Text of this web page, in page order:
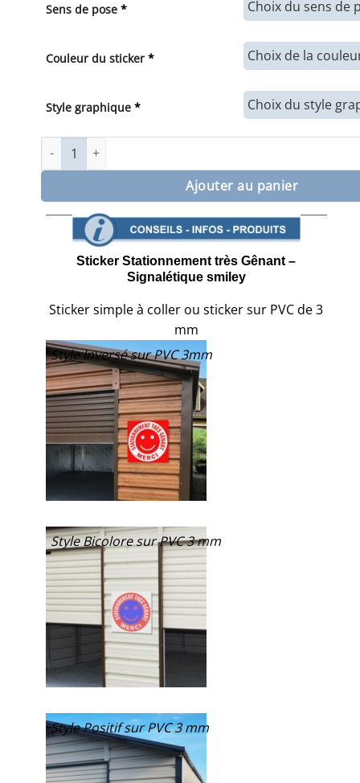
Sens de pose*
Couleur du sticker*
Style graphique*
quantité de Sticker stationnement gênant signalétique
Ajouter au panier
Sticker Stationnement très Gênant –
Signalétique smiley
Sticker simple à coller ou sticker sur PVC de 3
mm
Style Inversé sur PVC 3mm
Style Bicolore sur PVC 3 mm
Style Positif sur PVC 3 mm